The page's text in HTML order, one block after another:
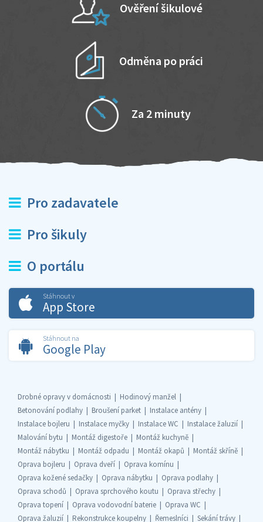
Ověření šikulové
Odměna po práci
Za 2 minuty
Pro zadavatele
Pro šikuly
O portálu
Stáhnout v
App Store
Stáhnout na
Google Play
Drobné opravy v domácnosti
Hodinový manžel
Betonování podlahy
Broušení parket
Instalace antény
Instalace bojleru
Instalace myčky Instalace WC
Instalace žaluzií
Malování bytu
Montáž digestoře
Montáž kuchyně
Montáž nábytku
Montáž odpadu Montáž okapů
Montáž skříně
Oprava bojleru
Oprava dveří
Oprava komínu
Oprava kožené sedačky
Oprava nábytku
Oprava podlahy
Oprava schodů
Oprava sprchového koutu
Oprava střechy
Oprava topení
Oprava vodovodní baterie
Oprava WC
Oprava žaluzií
Rekonstrukce koupelny Řemeslníci Sekání trávy